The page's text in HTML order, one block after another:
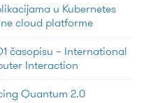
u Kubernetes
cloud platforme
časopisu – International
Interaction
Quantum 2.0